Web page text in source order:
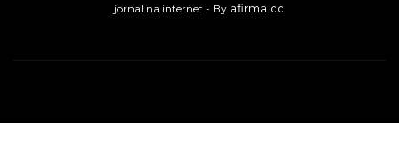
jornal na internet - By afirma.cc